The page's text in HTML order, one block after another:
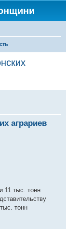
аграриев
11 тыс. тонн
тонн